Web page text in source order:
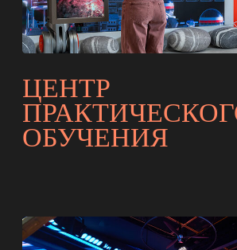
ЦЕНТР «ПРОФЕССИИ
БУДУЩЕГО»
ИММЕРСИВНАЯ